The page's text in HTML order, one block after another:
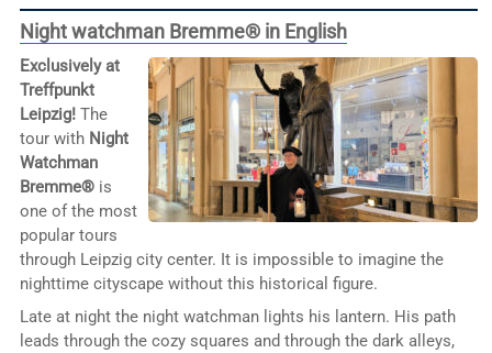
Night watchman Bremme® in English
Exclusively at
Treffpunkt
Leipzig!The
tour with Night
Watchman
Bremme®is
one of the most
popular tours
through Leipzig city center. It is impossible to imagine the
nighttime cityscape without this historical figure.
Late at night the night watchman lights his lantern. His path
leads through the cozy squares and through the dark alleys,